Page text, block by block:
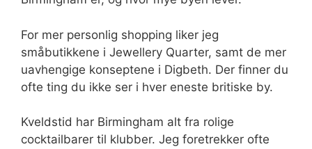
For mer personlig shopping liker jeg
småbutikkene i Jewellery Quarter, samt de mer
uavhengige konseptene i Digbeth. Der finner du
ofte ting du ikke ser i hver eneste britiske by.
Kveldstid har Birmingham alt fra rolige
cocktailbarer til klubber. Jeg foretrekker ofte